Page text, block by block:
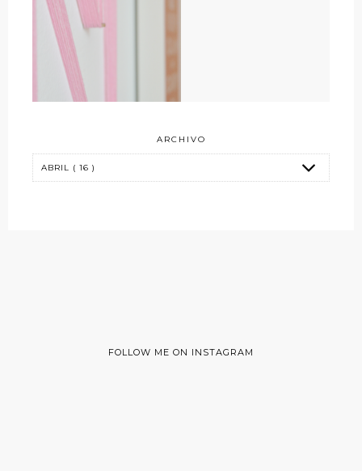
ARCHIVO
FOLLOW ME ON INSTAGRAM